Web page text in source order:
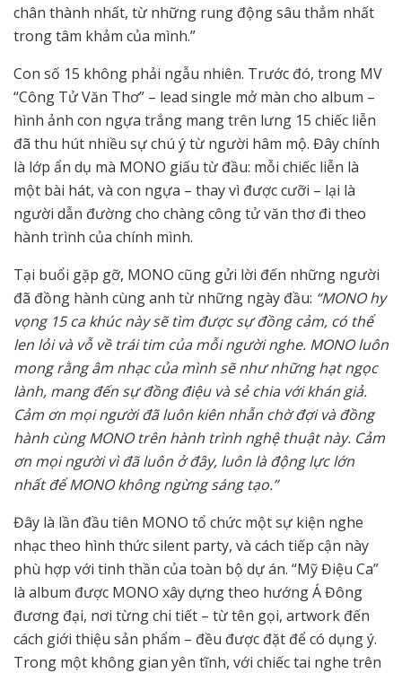
chân thành nhất, từ những rung động sâu thẳm nhất
trong tâm khảm của mình.”
Con số 15 không phải ngẫu nhiên. Trước đó, trong MV
“Công Tử Văn Thơ” – lead single mở màn cho album –
hình ảnh con ngựa trắng mang trên lưng 15 chiếc liễn
đã thu hút nhiều sự chú ý từ người hâm mộ. Đây chính
là lớp ẩn dụ mà MONO giấu từ đầu: mỗi chiếc liễn là
một bài hát, và con ngựa – thay vì được cưỡi – lại là
người dẫn đường cho chàng công tử văn thơ đi theo
hành trình của chính mình.
Tại buổi gặp gỡ, MONO cũng gửi lời đến những người
đã đồng hành cùng anh từ những ngày đầu: “MONO hy
vọng 15 ca khúc này sẽ tìm được sự đồng cảm, có thể
len lỏi và vỗ về trái tim của mỗi người nghe. MONO luôn
mong rằng âm nhạc của mình sẽ như những hạt ngọc
lành, mang đến sự đồng điệu và sẻ chia với khán giả.
Cảm ơn mọi người đã luôn kiên nhẫn chờ đợi và đồng
hành cùng MONO trên hành trình nghệ thuật này. Cảm
ơn mọi người vì đã luôn ở đây, luôn là động lực lớn
nhất để MONO không ngừng sáng tạo.”
Đây là lần đầu tiên MONO tổ chức một sự kiện nghe
nhạc theo hình thức silent party, và cách tiếp cận này
phù hợp với tinh thần của toàn bộ dự án. “Mỹ Điệu Ca”
là album được MONO xây dựng theo hướng Á Đông
đương đại, nơi từng chi tiết – từ tên gọi, artwork đến
cách giới thiệu sản phẩm – đều được đặt để có dụng ý.
Trong một không gian yên tĩnh, với chiếc tai nghe trên